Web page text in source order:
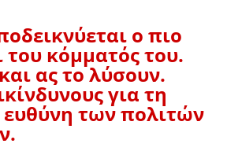
ο πιο
του κόμματός του.
ας το λύσουν.
για τη
ευθύνη των πολιτών